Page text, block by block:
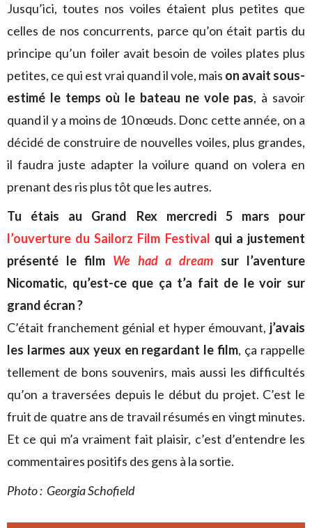
Jusqu’ici, toutes nos voiles étaient plus petites que
celles de nos concurrents, parce qu’on était partis du
principe qu’un foiler avait besoin de voiles plates plus
petites, ce qui est vrai quand il vole, mais on avait sous-
estimé le temps où le bateau ne vole pas, à savoir
quand il y a moins de 10 nœuds. Donc cette année, on a
décidé de construire de nouvelles voiles, plus grandes,
il faudra juste adapter la voilure quand on volera en
prenant des ris plus tôt que les autres.
Tu étais au Grand Rex mercredi 5 mars pour
l’ouverture du Sailorz Film Festival qui a justement
présenté le film We had a dream sur l’aventure
Nicomatic, qu’est-ce que ça t’a fait de le voir sur
grand écran ?
C’était franchement génial et hyper émouvant, j’avais
les larmes aux yeux en regardant le film, ça rappelle
tellement de bons souvenirs, mais aussi les difficultés
qu’on a traversées depuis le début du projet. C’est le
fruit de quatre ans de travail résumés en vingt minutes.
Et ce qui m’a vraiment fait plaisir, c’est d’entendre les
commentaires positifs des gens à la sortie.
Photo : Georgia Schofield